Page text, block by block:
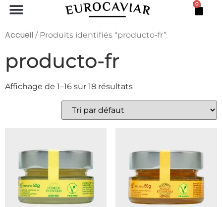
0
Accueil / Produits identifiés “producto-fr”
producto-fr
Affichage de 1–16 sur 18 résultats